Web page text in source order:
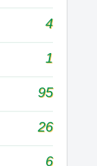
4
1
95
26
6